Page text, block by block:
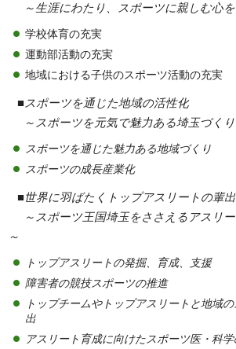
～生涯にわたり、スポーツに親しむ心を
学校体育の充実
運動部活動の充実
地域における子供のスポーツ活動の充実
■スポーツを通じた地域の活性化
～スポーツを元気で魅力ある埼玉づくり
スポーツを通じた魅力ある地域づくり
スポーツの成長産業化
■世界に羽ばたくトップアスリートの輩出
～スポーツ王国埼玉をささえるアスリ
～
トップアスリートの発掘、育成、支援
障害者の競技スポーツの推進
トップチームやトップアスリートと地域
出
アスリート育成に向けたスポーツ医・科学